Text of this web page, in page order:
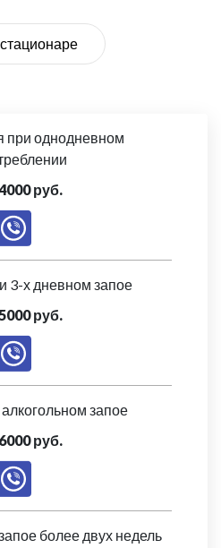
при однодневном
руб.
3-х дневном запое
руб.
запое
руб.
более двух недель